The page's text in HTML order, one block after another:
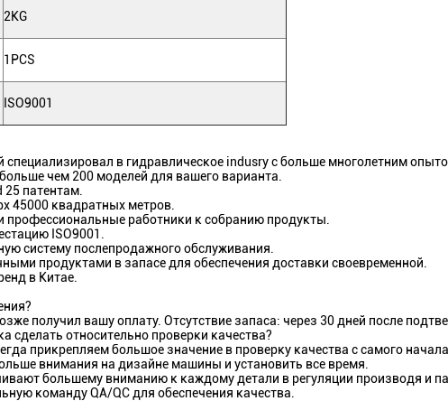
2KG
1PCS
ISO9001
специализировал в гидравлическое indusry с больше многолетним
чем 200 моделей для вашего варианта.
патентам.
45000 квадратных метров.
профессиональные работники к собранию продукты.
ISO9001.
систему послепродажного обслуживания.
продуктами в запасе для обеспечения доставки своевременной.
в Китае.
получил вашу оплату. Отсутствие запаса: через 30 дней после
сделать относительно проверки качества?
прикрепляем большое значение в проверку качества с самого
внимания на дизайне машины и установить все время.
большему вниманию к каждому детали в регуляции производя и
команду QA/QC для обеспечения качества.